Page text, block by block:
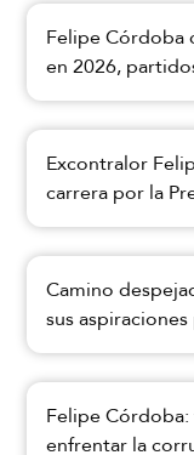
Felipe Córdoba
en 2026,
impulsan su
Excontralor
carrera por la
Camino
sus
Felipe
enfrentar la